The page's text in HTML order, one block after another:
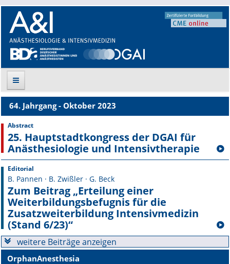
Suche
Aktuelle Ausgabe
Leitlinien
Archiv
Supplements
Supplements OrphanAnesthesia
Online First
64. Jahrgang - Oktober 2023
Abstract
25. Hauptstadtkongress der DGAI für
Anästhesiologie und Intensivtherapie
Editorial
B. Pannen · B. Zwißler · G. Beck
Zum Beitrag „Erteilung einer
Weiterbildungsbefugnis für die
Zusatzweiter­bildung Intensivmedizin
(Stand 6/23)“
weitere Beiträge anzeigen
OrphanAnesthesia